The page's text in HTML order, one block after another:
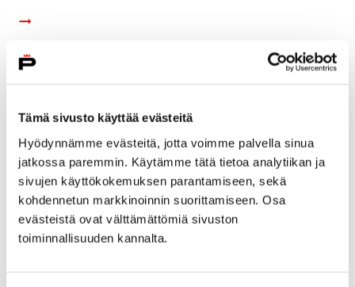
Tämä sivusto käyttää evästeitä
Hyödynnämme evästeitä, jotta voimme palvella sinua
jatkossa paremmin. Käytämme tätä tietoa analytiikan ja
sivujen käyttökokemuksen parantamiseen, sekä
kohdennetun markkinoinnin suorittamiseen. Osa
evästeistä ovat välttämättömiä sivuston
toiminnallisuuden kannalta.